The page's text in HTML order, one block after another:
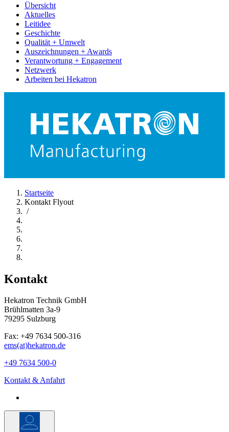
Übersicht
Aktuelles
Leitidee
Geschichte
Qualität + Umwelt
Auszeichnungen + Awards
Verantwortung + Engagement
Netzwerk
Arbeiten bei Hekatron
Startseite
Kontakt Flyout
/
Kontakt
Hekatron Technik GmbH
Brühlmatten 3a-9
79295 Sulzburg
Fax: +49 7634 500-316
ems(at)hekatron.de
+49 7634 500-0
Kontakt & Anfahrt